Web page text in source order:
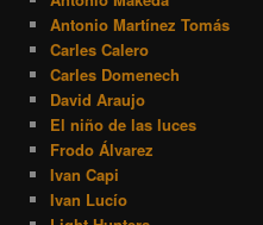
Antonio Martínez Tomás
Carles Calero
Carles Domenech
David Araujo
El niño de las luces
Frodo Álvarez
Ivan Capi
Ivan Lucío